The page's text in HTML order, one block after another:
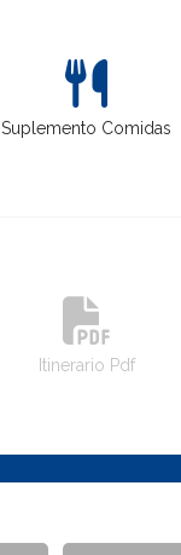
Suplemento Comidas
Itinerario Pdf